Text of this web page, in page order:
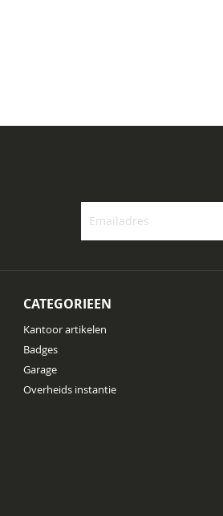
nieuwsbrief
CATEGORIEEN
Kantoor artikelen
Badges
Garage
Overheids instantie